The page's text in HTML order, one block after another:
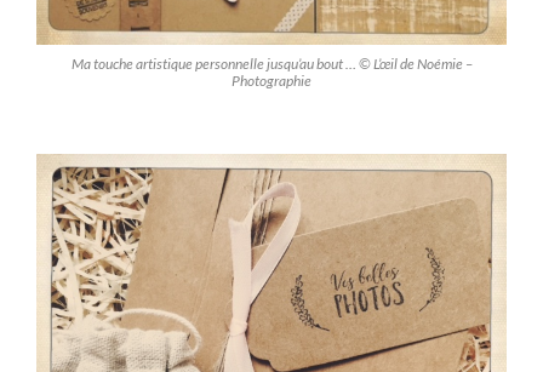
Ma touche artistique personnelle jusqu’au bout … © L’œil de Noémie –
Photographie